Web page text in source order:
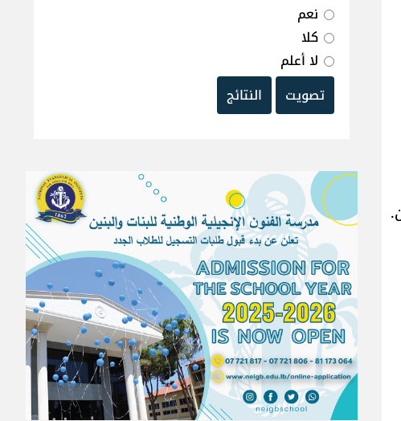
نعم
كلا
لا أعلم
تصويت
النتائج